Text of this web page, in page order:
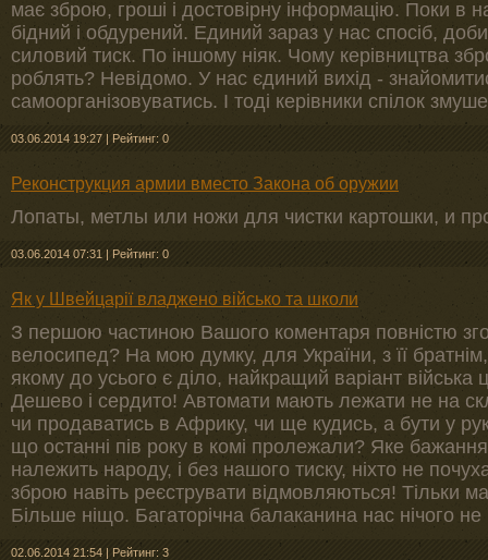
має зброю, гроші і достовірну інформацію. Поки в
бідний і обдурений. Единий зараз у нас спосіб,
силовий тиск. По іншому ніяк. Чому керівництва
роблять? Невідомо. У нас єдиний вихід -
самоорганізовуватись. І тоді керівники спілок
03.06.2014 19:27 | Рейтинг: 0
Реконструкция армии вместо Закона об оружии
Лопаты, метлы или ножи для чистки картошки, и
03.06.2014 07:31 | Рейтинг: 0
Як у Швейцарії владжено військо та школи
З першою частиною Вашого коментаря повністю
велосипед? На мою думку, для України, з її
якому до усього є діло, найкращий варіант війська
Дешево і сердито! Автомати мають лежати не на
чи продаватись в Африку, чи ще кудись, а бути у
що останні пів року в комі пролежали? Яке
належить народу, і без нашого тиску, ніхто не
зброю навіть реєструвати відмовляються! Тільки
Більше ніщо. Багаторічна балаканина нас нічого
02.06.2014 21:54 | Рейтинг: 3